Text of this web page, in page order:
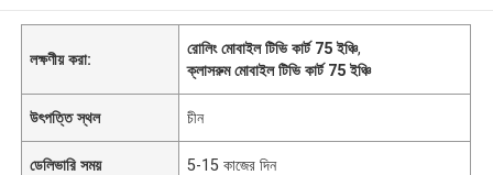
লক্ষণীয় করা:
রোলিং মোবাইল টিভি কার্ট 75 ইঞ্চি,
ক্লাসরুম মোবাইল টিভি কার্ট 75 ইঞ্চি
উৎপত্তি স্থল চীন
ডেলিভারি সময় 5-15 কাজের দিন